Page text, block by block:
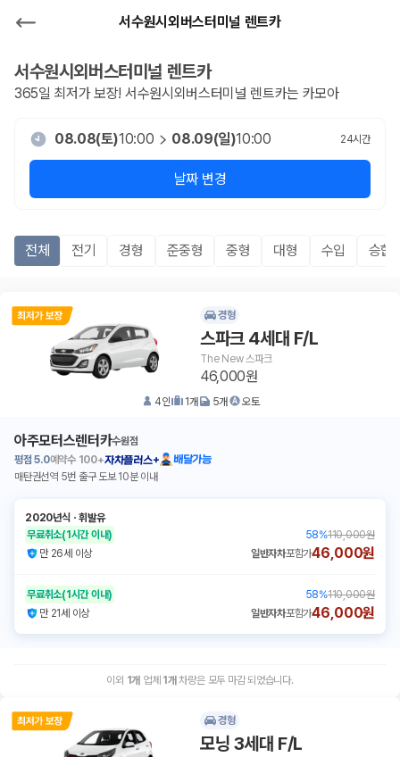
서수원시외버스터미널 렌트카
서수원시외버스터미널 렌트카
365일 최저가 보장! 서수원시외버스터미널 렌트카는 카모아
08.08(토)10:00 08.09(일)10:00 24시간
날짜 변경
전체 전기 경형 준중형 중형 대형 수입 승합
경형
스파크 4세대 F/L
The New 스파크
46,000원
4인 1개 5개 오토
아주모터스렌터카수원점
평점 5.0예약수 100+자차플러스+
배달가능
매탄권선역 5번 출구 도보 10분 이내
2020년식 ㆍ휘발유
무료취소(1시간 이내) 58%110,000원
만 26세 이상
일반자차포함가46,000원
무료취소(1시간 이내) 58%110,000원
만 21세 이상
일반자차포함가46,000원
이외 1개 업체 1 개 차량은 모두 마감 되었습니다.
경형
모닝 3세대 F/L